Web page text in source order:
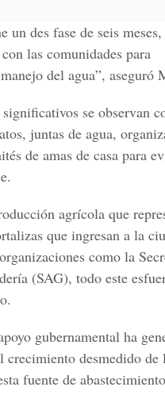
un des fase de seis
las comunidades para
del agua”, aseguró
se observan
juntas de agua,
de amas de casa para
agrícola que
que ingresan a la
como la
(SAG), todo este
gubernamental ha
crecimiento desmedido de
fuente de